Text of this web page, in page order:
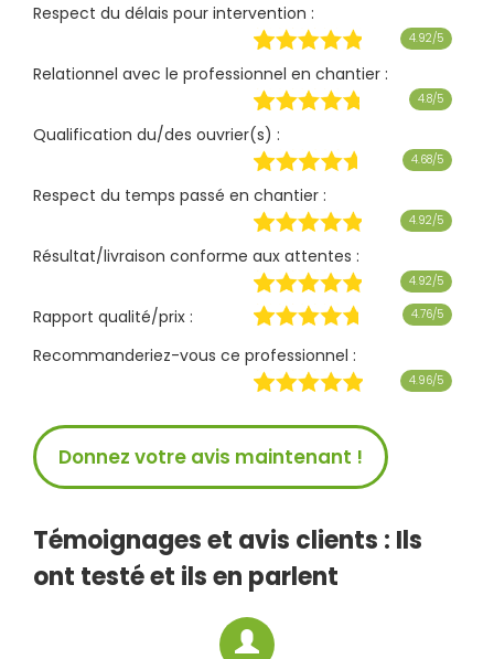
Respect du délais pour intervention :
4.92/5
Relationnel avec le professionnel en chantier :
4.8/5
Qualification du/des ouvrier(s) :
4.68/5
Respect du temps passé en chantier :
4.92/5
Résultat/livraison conforme aux attentes :
4.92/5
Rapport qualité/prix : 4.76/5
Recommanderiez-vous ce professionnel :
4.96/5
Donnez votre avis maintenant !
Témoignages et avis clients : Ils
ont testé et ils en parlent